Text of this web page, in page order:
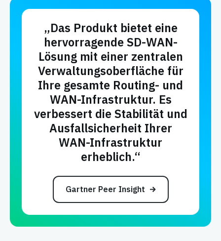
„Das Produkt bietet eine
hervorragende SD-WAN-
Lösung mit einer zentralen
Verwaltungsoberfläche für
Ihre gesamte Routing- und
WAN-Infrastruktur. Es
verbessert die Stabilität und
Ausfallsicherheit Ihrer
WAN-Infrastruktur
erheblich.“
Gartner Peer Insight